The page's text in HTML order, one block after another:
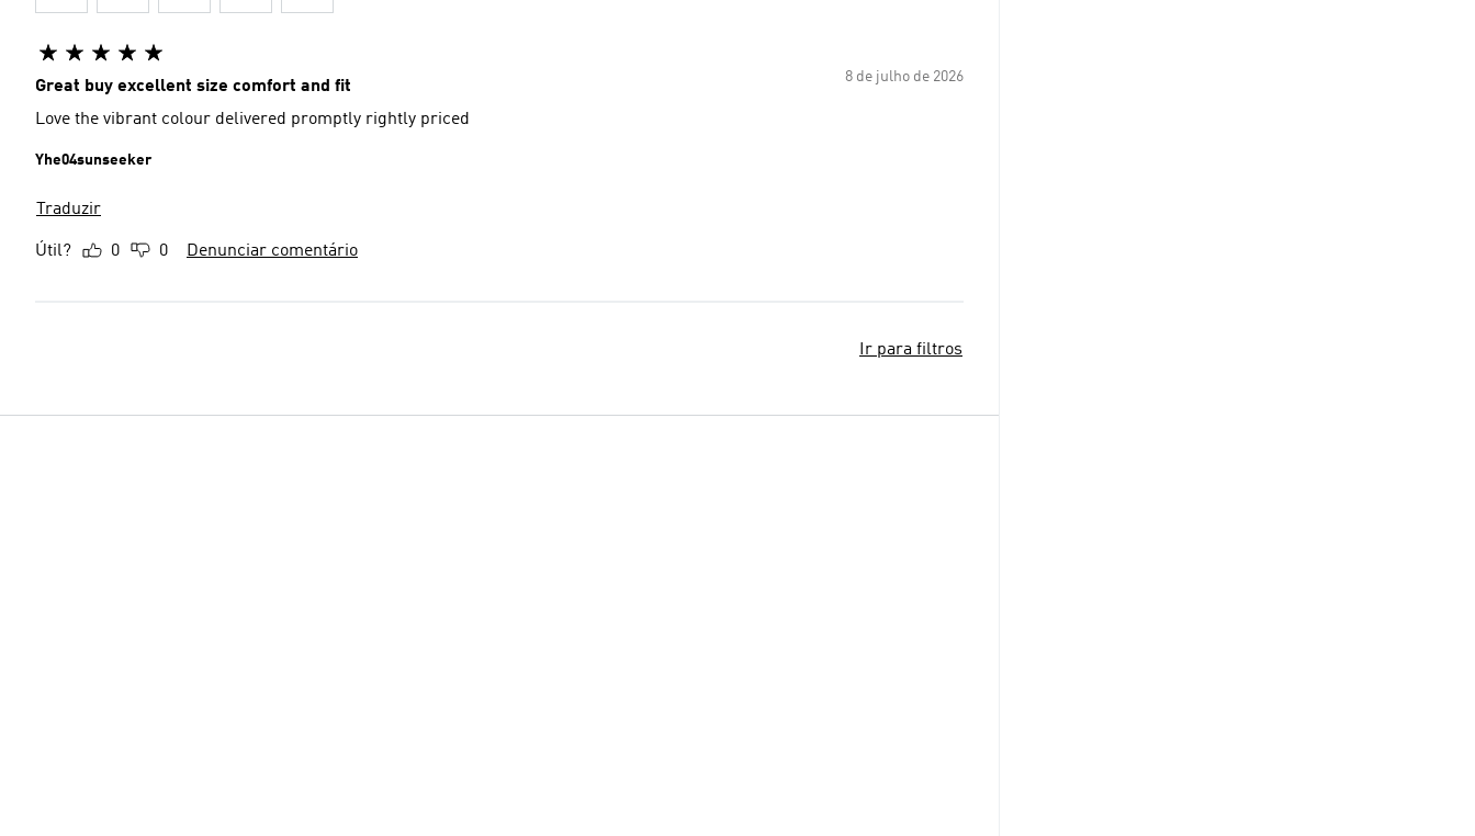
8 de julho de 2026
Great buy excellent size comfort and fit
Love the vibrant colour delivered promptly rightly priced
Yhe04sunseeker
Traduzir
Útil? 0 0 Denunciar comentário
Ir para filtros